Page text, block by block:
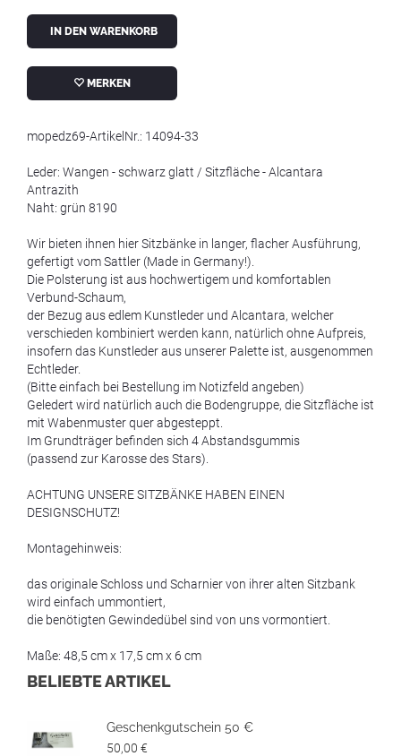
IN DEN WARENKORB
MERKEN
mopedz69-ArtikelNr.: 14094-33
Leder: Wangen - schwarz glatt / Sitzfläche - Alcantara
Antrazith
Naht: grün 8190
Wir bieten ihnen hier Sitzbänke in langer, flacher Ausführung,
gefertigt vom Sattler (Made in Germany!).
Die Polsterung ist aus hochwertigem und komfortablen
Verbund-Schaum,
der Bezug aus edlem Kunstleder und Alcantara, welcher
verschieden kombiniert werden kann, natürlich ohne Aufpreis,
insofern das Kunstleder aus unserer Palette ist, ausgenommen
Echtleder.
(Bitte einfach bei Bestellung im Notizfeld angeben)
Geledert wird natürlich auch die Bodengruppe, die Sitzfläche ist
mit Wabenmuster quer abgesteppt.
Im Grundträger befinden sich 4 Abstandsgummis
(passend zur Karosse des Stars).
ACHTUNG UNSERE SITZBÄNKE HABEN EINEN
DESIGNSCHUTZ!
Montagehinweis:
das originale Schloss und Scharnier von ihrer alten Sitzbank
wird einfach ummontiert,
die benötigten Gewindedübel sind von uns vormontiert.
Maße: 48,5 cm x 17,5 cm x 6 cm
BELIEBTE ARTIKEL
Geschenkgutschein 50 €
50,00 €